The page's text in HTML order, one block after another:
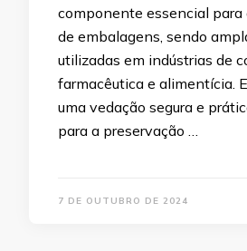
componente essencial para
de embalagens, sendo
utilizadas em indústrias de
farmacêutica e alimentícia.
uma vedação segura e
para a preservação …
7 DE OUTUBRO DE 2024